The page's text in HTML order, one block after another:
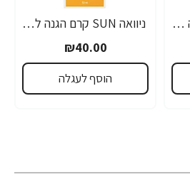
ניוואה SUN ספריי הגנה +SPF50 מהשמש 270 מ"ל - מבית NIVEA
ניוואה SUN קרם הגנה לפנים SPF50 קונטרול שיין 50 מ"ל - מבית NIVEA
₪40.00
הוסף לעגלה